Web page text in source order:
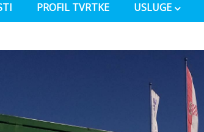
PROFIL TVRTKE USLUGE